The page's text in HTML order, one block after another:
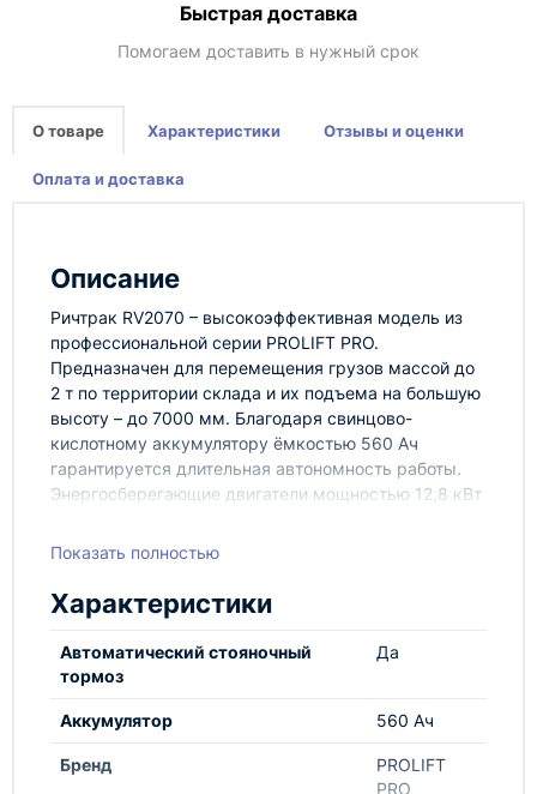
Быстрая доставка
Помогаем доставить в нужный срок
О товаре Характеристики Отзывы и оценки
Оплата и доставка
Описание
Ричтрак RV2070 – высокоэффективная модель из
профессиональной серии PROLIFT PRO.
Предназначен для перемещения грузов массой до
2 т по территории склада и их подъема на большую
высоту – до 7000 мм. Благодаря свинцово-
кислотному аккумулятору ёмкостью 560 Ач
гарантируется длительная автономность работы.
Энергосберегающие двигатели мощностью 12,8 кВт
для высокоинтенсивной эксплуатации.
предусмотрены функции выдвижения мачты,
видеонаблюдения с отдельным экраном. За счет
скорости движения ричтрака до 14.5 км/ч и
грузопоток, эффективность и производительность
работы. Безопасность обеспечивается улучшенной
системой торможения тремя колесами и надежной
Показать полностью
Характеристики
Автоматический стояночный
тормоз
Да
Аккумулятор 560 Ач
Бренд
PROLIFT
PRO